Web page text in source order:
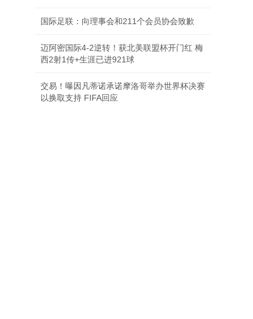
国际足联：向理事会和211个会员协会致歉
迈阿密国际4-2逆转！获北美联盟杯开门红 梅
西2射1传+生涯已进921球
交易！曝因凡蒂诺承诺摩洛哥举办世界杯决赛
以换取支持 FIFA回应